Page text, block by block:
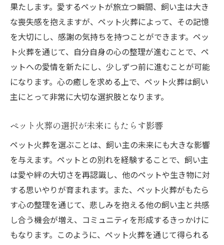
果たします。愛するペットが旅立つ瞬間、飼い主は大き
な喪失感を抱えますが、ペット火葬によって、その記憶
を大切にし、感謝の気持ちを持つことができます。ペッ
ト火葬を通じて、自分自身の心の整理が進むことで、ペ
ットへの愛情を新たにし、少しずつ前に進むことが可能
になります。心の癒しを求める上で、ペット火葬は飼い
主にとって非常に大切な選択肢となります。
ペット火葬の選択が未来にもたらす影響
ペット火葬を選ぶことは、飼い主の未来にも大きな影響
を与えます。ペットとの別れを経験することで、飼い主
は愛や絆の大切さを再認識し、他のペットや生き物に対
する思いやりが育まれます。また、ペット火葬がもたら
す心の整理を通じて、悲しみを抱える他の飼い主と共感
し合う機会が増え、コミュニティを形成するきっかけに
もなります。このように、ペット火葬を通じて得られる